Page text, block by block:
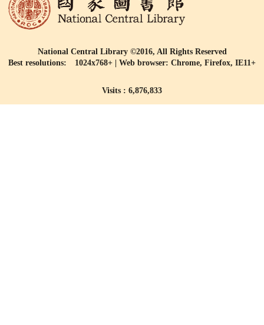
National Central Library ©2016, All Rights Reserved
Best resolutions: 1024x768+ | Web browser: Chrome, Firefox, IE11+
Visits : 6,876,833